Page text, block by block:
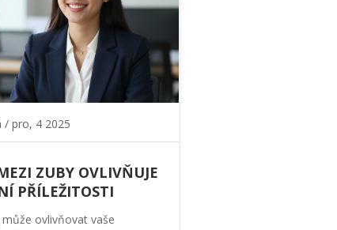
/ pro, 4 2025
ZUBY OVLIVŇUJE
PŘÍLEŽITOSTI
ovlivňovat vaše